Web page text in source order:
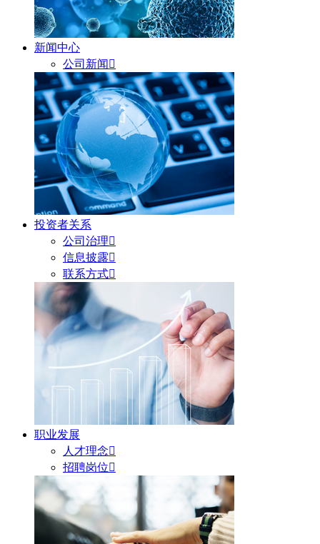
新闻中心
公司新闻 
投资者关系
公司治理
信息披露
联系方式
职业发展
人才理念
招聘岗位